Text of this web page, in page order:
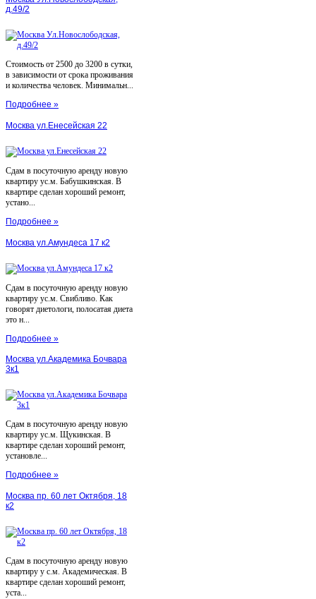
д.49/2
Стоимость от 2500 до 3200 в сутки,
в зависимости от срока проживания
и количества человек. Минимальн...
Подробнее »
Москва ул.Енесейская 22
Сдам в посуточную аренду новую
квартиру ус.м. Бабушкинская. В
квартире сделан хороший ремонт,
устано...
Подробнее »
Москва ул.Амундеса 17 к2
Сдам в посуточную аренду новую
квартиру ус.м. Свибливо. Как
говорят диетологи, полосатая диета
это н...
Подробнее »
Москва ул.Академика Бочвара
3к1
Сдам в посуточную аренду новую
квартиру ус.м. Щукинская. В
квартире сделан хороший ремонт,
установле...
Подробнее »
Москва пр. 60 лет Октября, 18
к2
Сдам в посуточную аренду новую
квартиру у с.м. Академическая. В
квартире сделан хороший ремонт,
уста...